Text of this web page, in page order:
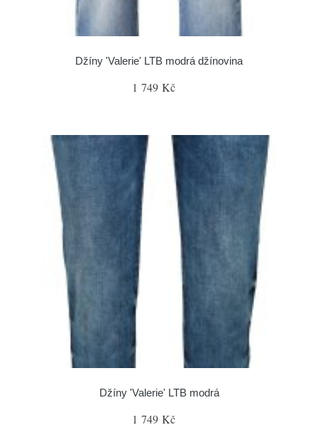
Džíny 'Valerie' LTB modrá džínovina
1 749 Kč
Džíny 'Valerie' LTB modrá
1 749 Kč